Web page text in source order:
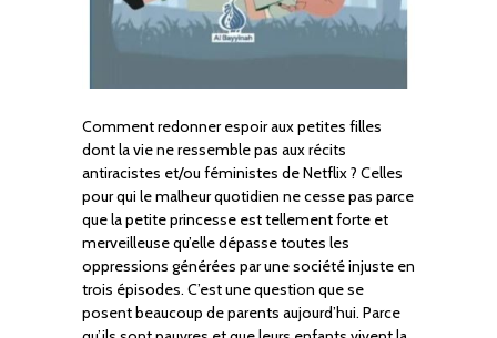
Comment redonner espoir aux petites filles
dont la vie ne ressemble pas aux récits
antiracistes et/ou féministes de Netflix ? Celles
pour qui le malheur quotidien ne cesse pas parce
que la petite princesse est tellement forte et
merveilleuse qu’elle dépasse toutes les
oppressions générées par une société injuste en
trois épisodes. C’est une question que se
posent beaucoup de parents aujourd’hui. Parce